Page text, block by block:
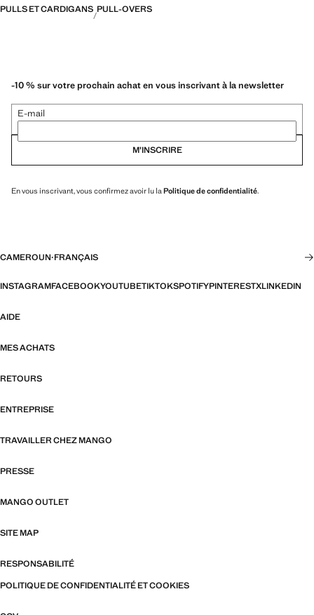
PULLS ET CARDIGANS PULL-OVERS
-10 % sur votre prochain achat en vous inscrivant à la newsletter
E-mail
M’INSCRIRE
En vous inscrivant, vous confirmez avoir lu la Politique de confidentialité.
CAMEROUN·FRANÇAIS
INSTAGRAMFACEBOOKYOUTUBETIKTOKSPOTIFYPINTERESTXLINKEDIN
AIDE
MES ACHATS
RETOURS
ENTREPRISE
TRAVAILLER CHEZ MANGO
PRESSE
MANGO OUTLET
SITE MAP
RESPONSABILITÉ
POLITIQUE DE CONFIDENTIALITÉ ET COOKIES